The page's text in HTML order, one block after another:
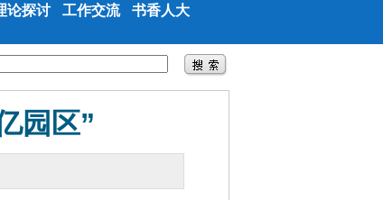
论探讨 工作交流 书香人大
园区”